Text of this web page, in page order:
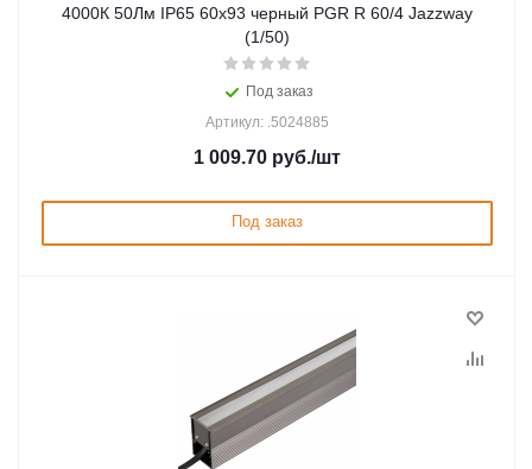
4000К 50Лм IP65 60x93 черный PGR R 60/4 Jazzway
(1/50)
Под заказ
Артикул: .5024885
1 009.70 руб./шт
Под заказ